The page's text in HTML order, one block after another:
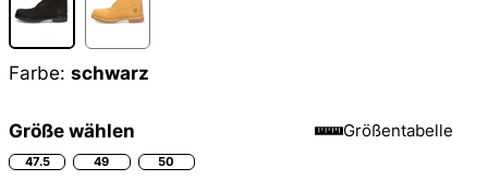
Farbe: schwarz
Größe wählen Größentabelle
47.5 49 50